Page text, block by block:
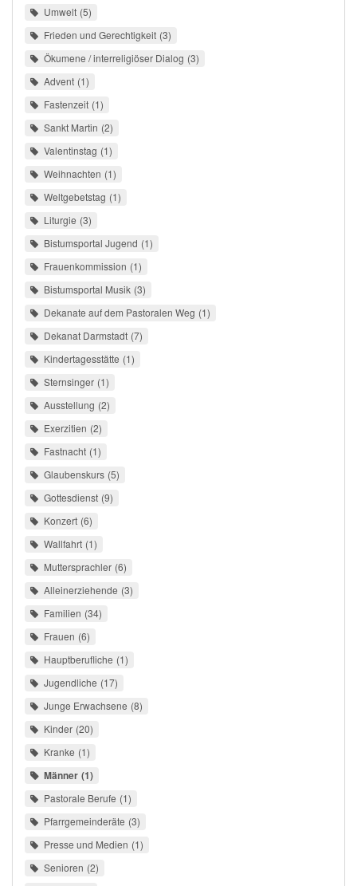
Umwelt 5
Frieden und Gerechtigkeit 3
Ökumene / interreligiöser Dialog 3
Advent 1
Fastenzeit 1
Sankt Martin 2
Valentinstag 1
Weihnachten 1
Weltgebetstag 1
Liturgie 3
Bistumsportal Jugend 1
Frauenkommission 1
Bistumsportal Musik 3
Dekanate auf dem Pastoralen Weg 1
Dekanat Darmstadt 7
Kindertagesstätte 1
Sternsinger 1
Ausstellung 2
Exerzitien 2
Fastnacht 1
Glaubenskurs 5
Gottesdienst 9
Konzert 6
Wallfahrt 1
Muttersprachler 6
Alleinerziehende 3
Familien 34
Frauen 6
Hauptberufliche 1
Jugendliche 17
Junge Erwachsene 8
Kinder 20
Kranke 1
Männer 1
Pastorale Berufe 1
Pfarrgemeinderäte 3
Presse und Medien 1
Senioren 2